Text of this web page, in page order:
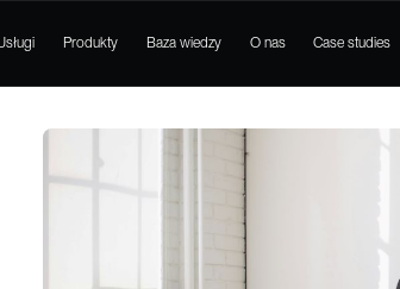
Branże Usługi Produkty